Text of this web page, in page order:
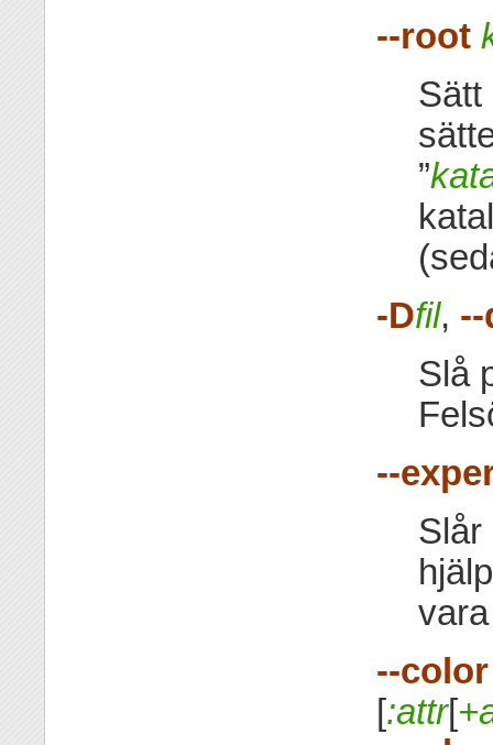
--root
”
-Dfil,
Slå
--
Slår
--color
[:attr[